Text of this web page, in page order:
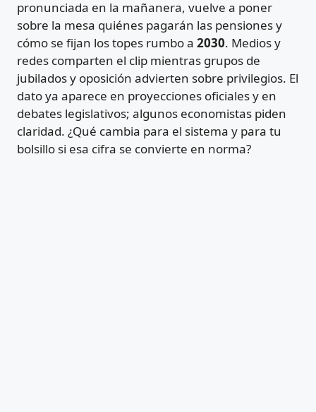
pronunciada en la mañanera, vuelve a poner
sobre la mesa quiénes pagarán las pensiones y
cómo se fijan los topes rumbo a 2030. Medios y
redes comparten el clip mientras grupos de
jubilados y oposición advierten sobre privilegios. El
dato ya aparece en proyecciones oficiales y en
debates legislativos; algunos economistas piden
claridad. ¿Qué cambia para el sistema y para tu
bolsillo si esa cifra se convierte en norma?